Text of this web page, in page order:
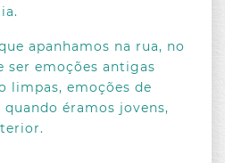
apanhamos na rua, no
ser emoções antigas
limpas, emoções de
éramos jovens,